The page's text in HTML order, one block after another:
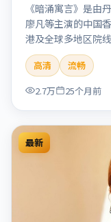
《暗涌寓言》是由
廖凡等主演的中国
港及全球多地区院
观看。剧情与看点
兼具社会观察与戏
尼斯·维伦纽瓦」
07-10上映」等关
高清
流畅
2.7万
25个月前
最新